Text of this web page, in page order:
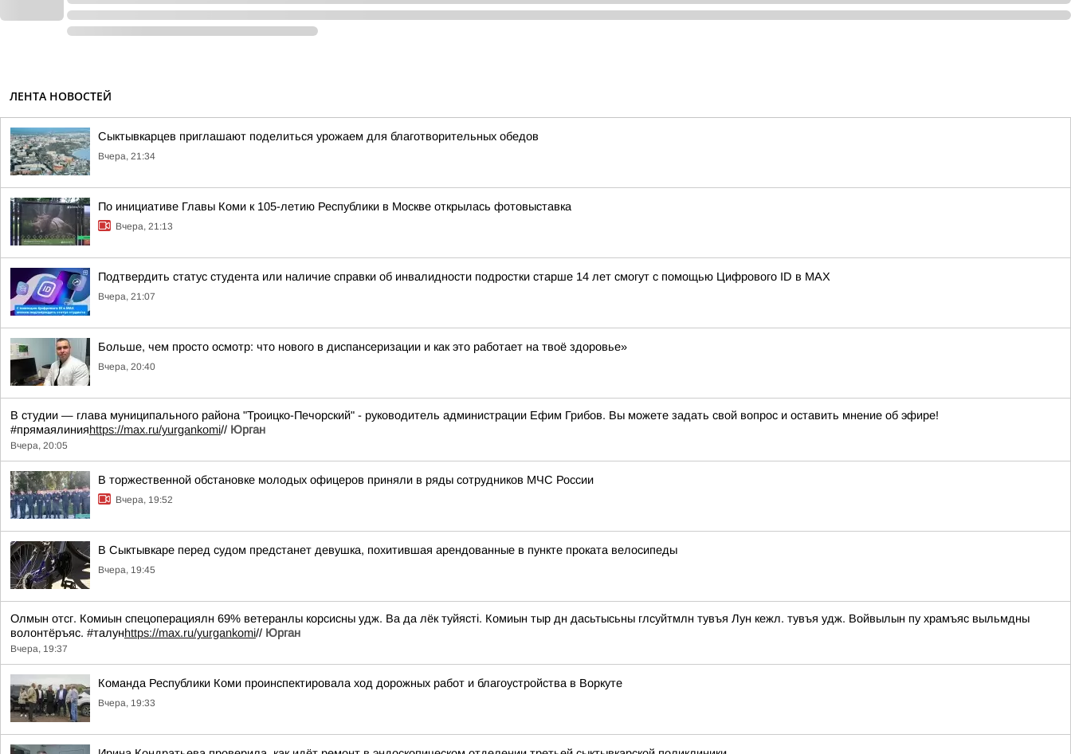
ЛЕНТА НОВОСТЕЙ
Сыктывкарцев приглашают поделиться урожаем для благотворительных обедов
Вчера, 21:34
По инициативе Главы Коми к 105-летию Республики в Москве открылась фотовыставка
Вчера, 21:13
Подтвердить статус студента или наличие справки об инвалидности подростки старше 14 лет смогут с помощью Цифрового ID в МAX
Вчера, 21:07
Больше, чем просто осмотр: что нового в диспансеризации и как это работает на твоё здоровье»
Вчера, 20:40
В студии — глава муниципального района "Троицко-Печорский" - руководитель администрации Ефим Грибов. Вы можете задать свой вопрос и оставить мнение об эфире!
#прямаялинияhttps://max.ru/yurgankomi// Юрган
Вчера, 20:05
В торжественной обстановке молодых офицеров приняли в ряды сотрудников МЧС России
Вчера, 19:52
В Сыктывкаре перед судом предстанет девушка, похитившая арендованные в пункте проката велосипеды
Вчера, 19:45
Олмын отсг. Комиын спецоперациялн 69% ветеранлы корсисны удж. Ва да лёк туйясті. Комиын тыр дн дасьтысьны глсуйтмлн тувъя Лун кежл. тувъя удж. Войвылын пу храмъяс выльмдны
волонтёръяс. #талунhttps://max.ru/yurgankomi// Юрган
Вчера, 19:37
Команда Республики Коми проинспектировала ход дорожных работ и благоустройства в Воркуте
Вчера, 19:33